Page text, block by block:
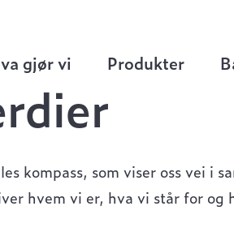
gjør vi Produkter
kompass, som viser oss vei i
hvem vi er, hva vi står for og